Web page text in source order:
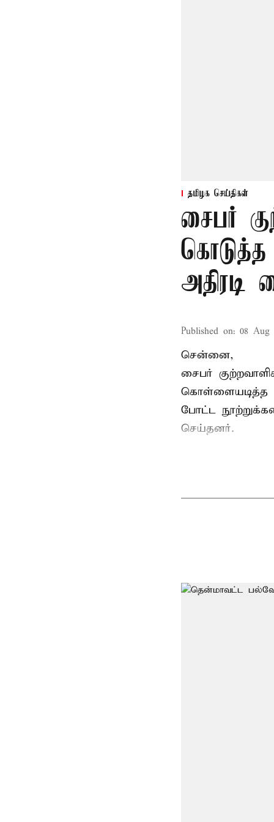
தமிழக செய்திகள்
சைபர்
அதிரடி
Published on: 08 Aug
சென்னை,
சைபர்
கொள்ளையடித்த
போட்ட
செய்தனர்.